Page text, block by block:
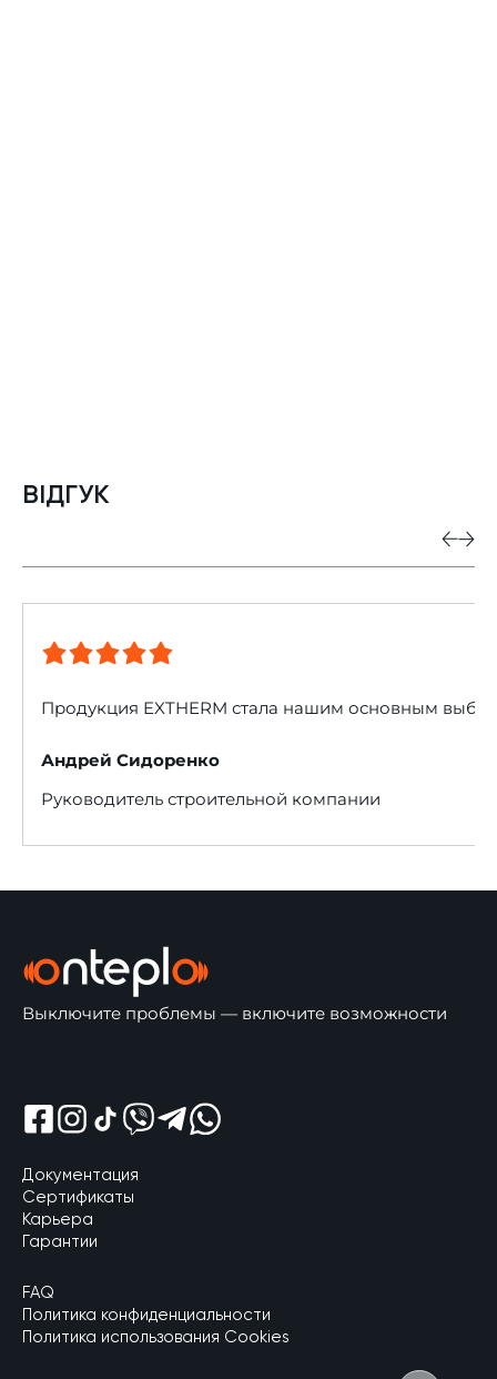
ВІДГУК
Продукция EXTHERM стала нашим основным
Андрей Сидоренко
Руководитель строительной компании
Выключите проблемы — включите возможности
Документация
Сертификаты
Карьера
Гарантии
FAQ
Политика конфиденциальности
Политика использования Cookies
Відкрити Shreem Facebook
Відкрити Shreem Instagram
Відкрити Shreem Tik Tok
Відкрити Shreem Viber
Відкрити Shreem Telegram
Відкрити Shreem Whatsapp